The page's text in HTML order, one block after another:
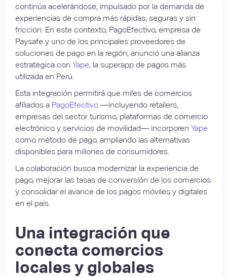
continúa acelerándose, impulsado por la demanda de
experiencias de compra más rápidas, seguras y sin
fricción. En este contexto, PagoEfectivo, empresa de
Paysafe y uno de los principales proveedores de
soluciones de pago en la región, anunció una alianza
estratégica con Yape, la superapp de pagos más
utilizada en Perú.
Esta integración permitirá que miles de comercios
afiliados a PagoEfectivo —incluyendo retailers,
empresas del sector turismo, plataformas de comercio
electrónico y servicios de movilidad— incorporen Yape
como método de pago, ampliando las alternativas
disponibles para millones de consumidores.
La colaboración busca modernizar la experiencia de
pago, mejorar las tasas de conversión de los comercios
y consolidar el avance de los pagos móviles y digitales
en el país.
Una integración que
conecta comercios
locales y globales